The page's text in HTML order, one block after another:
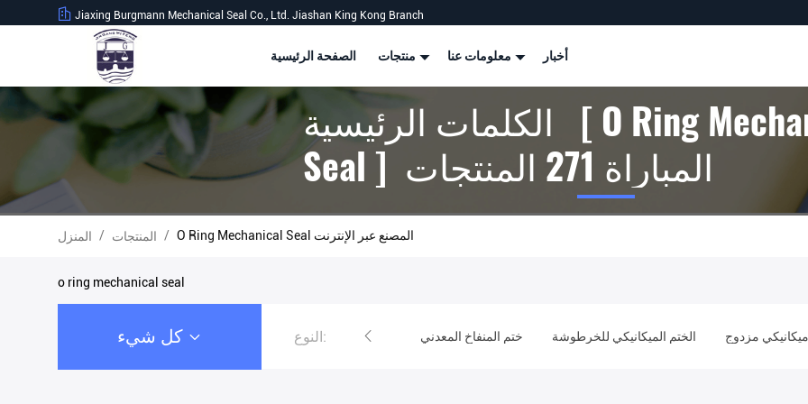
Jiaxing Burgmann Mechanical Seal Co., Ltd. Jiashan King Kong Branch
الصفحة الرئيسية أخبار
الكلمات الرئيسية [ O Ring Mechanical
Seal ] المباراة 271 المنتجات
المنزل / المنتجات / O Ring Mechanical Seal المصنع عبر الإنترنت
o ring mechanical seal
النوع:
الأختام الميكانيكية الصناعية ختم المنفاخ المعدني الختم الميكانيكي للخرطوشة مزدوج